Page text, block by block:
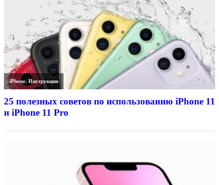
iPhone,Инструкции
25 полезных советов по использованию iPhone 11
и iPhone 11 Pro